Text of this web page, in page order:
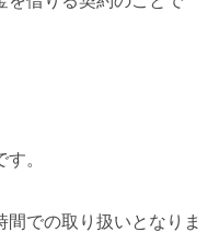
。
での取り扱いとなりま